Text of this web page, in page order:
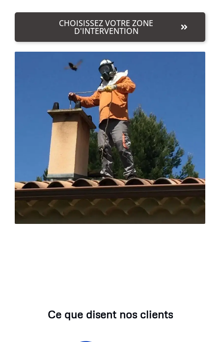
CHOISISSEZ VOTRE ZONE
D'INTERVENTION
Ce que disent nos clients